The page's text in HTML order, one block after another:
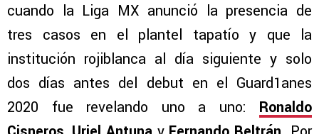
cuando la Liga MX anunció la presencia de
tres casos en el plantel tapatío y que la
institución rojiblanca al día siguiente y solo
dos días antes del debut en el Guard1anes
2020 fue revelando uno a uno: Ronaldo